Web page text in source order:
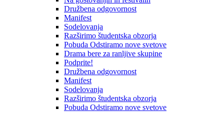
Družbena odgovornost
Manifest
Sodelovanja
Razširimo študentska obzorja
Pobuda Odstiramo nove svetove
Drama bere za ranljive skupine
Podprite!
Družbena odgovornost
Manifest
Sodelovanja
Razširimo študentska obzorja
Pobuda Odstiramo nove svetove